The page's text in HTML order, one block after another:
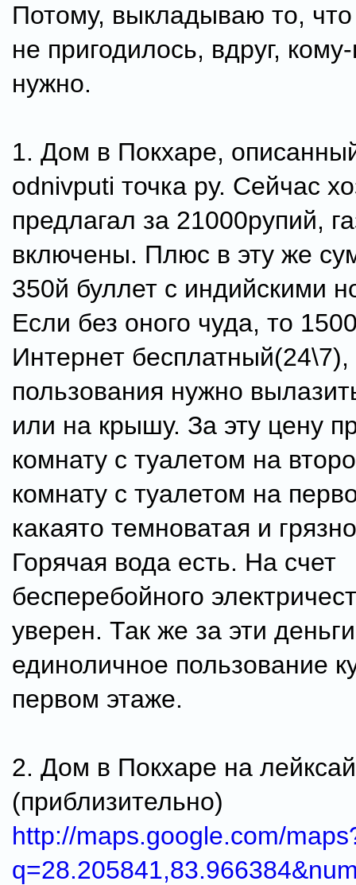
Потому, выкладываю то,
не пригодилось, вдруг,
нужно.
1. Дом в Покхаре,
odnivputi точка ру. Сейчас
предлагал за 21000рупий,
включены. Плюс в эту же
350й буллет с индийскими
Если без оного чуда, то
Интернет
пользования нужно
или на крышу. За эту цену
комнату с туалетом на
комнату с туалетом на
какаято темноватая и
Горячая вода есть. На счет
бесперебойного
уверен. Так же за эти
единоличное пользование
первом этаже.
2. Дом в Покхаре на
(приблизительно)
http://maps.google.com/